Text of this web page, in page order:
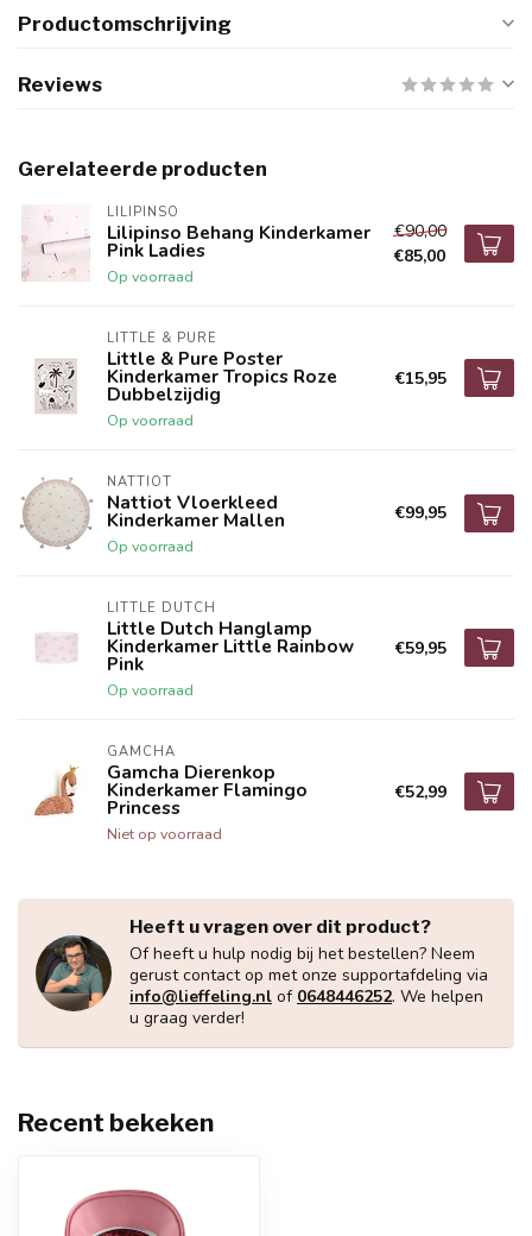
Productomschrijving
Reviews
Gerelateerde producten
LILIPINSO
Lilipinso Behang Kinderkamer
Pink Ladies
Op voorraad
€90,00
€85,00
LITTLE & PURE
Little & Pure Poster
Kinderkamer Tropics Roze
Dubbelzijdig
Op voorraad
€15,95
NATTIOT
Nattiot Vloerkleed
Kinderkamer Mallen
Op voorraad
€99,95
LITTLE DUTCH
Little Dutch Hanglamp
Kinderkamer Little Rainbow
Pink
Op voorraad
€59,95
GAMCHA
Gamcha Dierenkop
Kinderkamer Flamingo
Princess
Niet op voorraad
€52,99
Heeft u vragen over dit product?
Of heeft u hulp nodig bij het bestellen? Neem
gerust contact op met onze supportafdeling via
info@lieffeling.nl of 0648446252. We helpen
u graag verder!
Recent bekeken